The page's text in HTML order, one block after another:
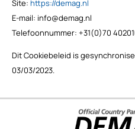
Site: https://demag.nl
E-mail: info@demag.nl
Telefoonnummer: +31(0)70
Dit Cookiebeleid is
03/03/2023.